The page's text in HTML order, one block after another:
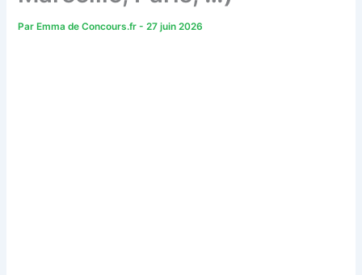
Par Emma de Concours.fr-27 juin 2026